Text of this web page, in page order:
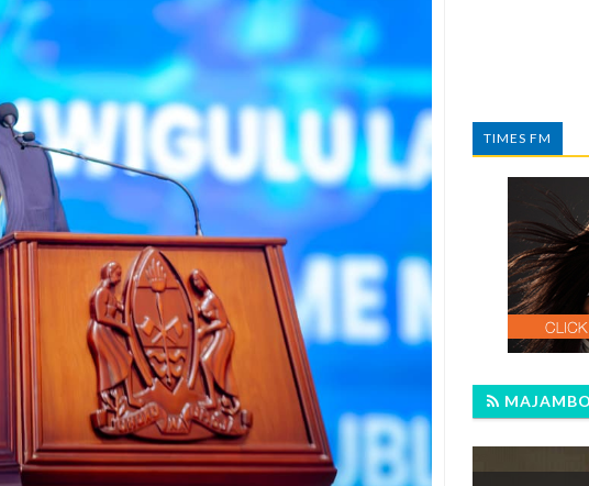
TIMES FM
MAJAMBO